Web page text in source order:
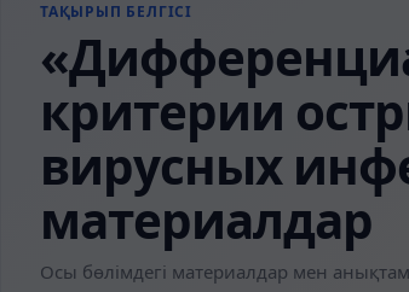
ТАҚЫРЫП БЕЛГІСІ
критерии
вирусных
материалдар
Осы бөлімдегі материалдар мен